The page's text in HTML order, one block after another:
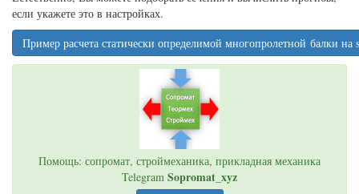
если укажете это в настройках.
Пример расчета статически определимой многопролетной балки на
Помощь: сопромат, строймеханика, прикладная механика
Telegram Sopromat_xyz